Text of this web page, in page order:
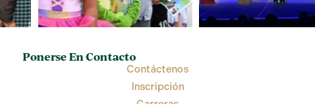
Ponerse En Contacto
Contáctenos
Inscripción